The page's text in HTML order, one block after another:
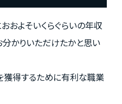
およそいくらぐらいの年収
かりいただけたかと思い
獲得するために有利な職業